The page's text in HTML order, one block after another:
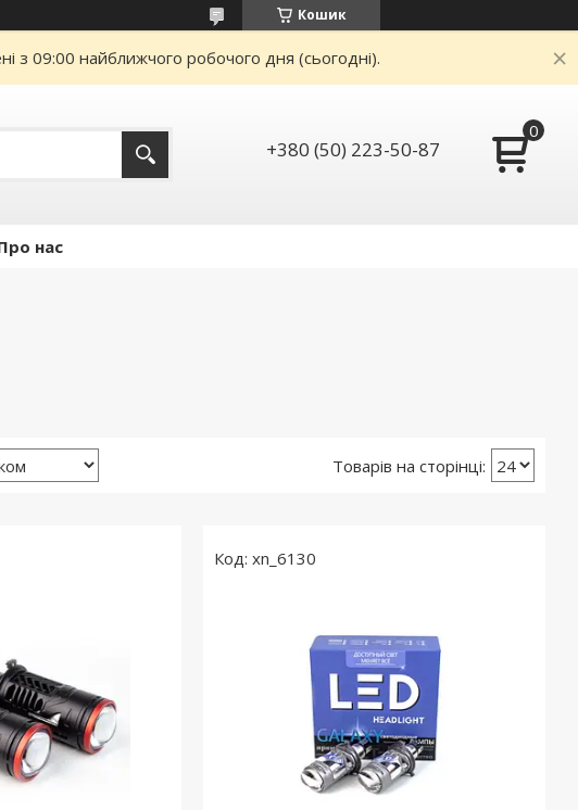
Кошик
з 09:00 найближчого робочого дня (сьогодні).
+380 (50) 223-50-87
нас
xn_6130